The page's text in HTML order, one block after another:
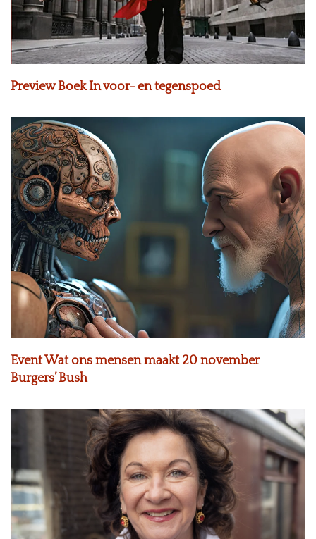
Preview Boek In voor- en tegenspoed
Event Wat ons mensen maakt 20 november
Burgers’ Bush